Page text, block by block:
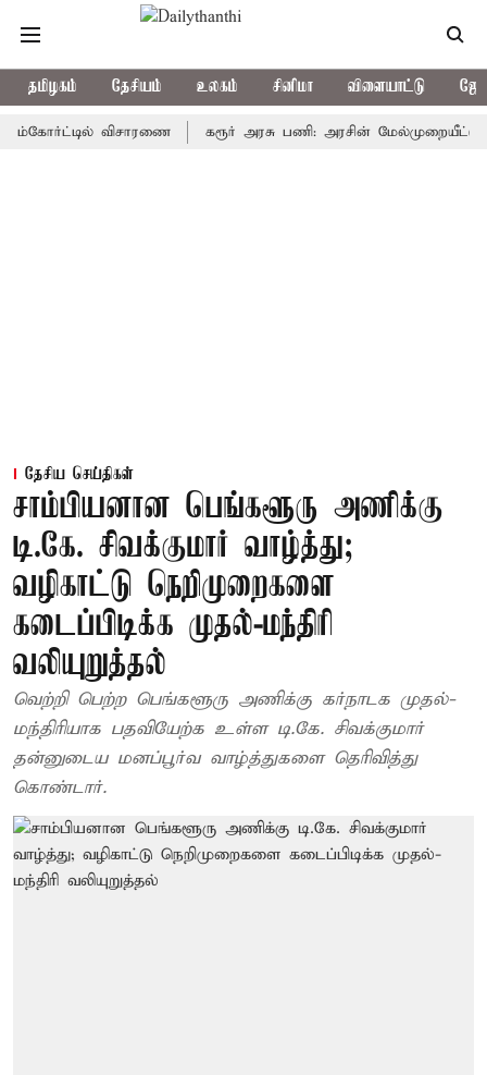
தமிழகம் தேசியம் உலகம் சினிமா விளையாட்டு
விசாரணை கரூர் அரசு பணி: அரசின் மேல்முறையீட்டு மனு
தேசிய செய்திகள்
சாம்பியனான பெங்களூரு அணிக்கு
டி.கே. சிவக்குமார் வாழ்த்து;
வழிகாட்டு நெறிமுறைகளை
கடைப்பிடிக்க முதல்-மந்திரி
வலியுறுத்தல்
வெற்றி பெற்ற பெங்களூரு அணிக்கு கர்நாடக முதல்-
மந்திரியாக பதவியேற்க உள்ள டி.கே. சிவக்குமார்
தன்னுடைய மனப்பூர்வ வாழ்த்துகளை தெரிவித்து
கொண்டார்.